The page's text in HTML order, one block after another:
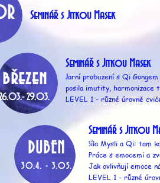
Seminář s Jitkou Masek
Seminář s Jitkou Masek
Jarní probuzení s Qi
posila imutity, harmonizace
LEVEL 1 - různé úrovně
29.03.
DUBEN
30.4. - 3.05.
Seminář s Jitkou
Síla Mysli a Qi: tam
Práce s emocemi a
Jak ovlivňují emoce
LEVEL 1 - různé